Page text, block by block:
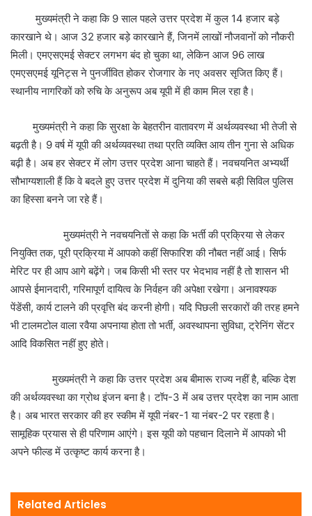
मुख्यमंत्री ने कहा कि 9 साल पहले उत्तर प्रदेश में कुल 14 हजार बड़े
कारखाने थे। आज 32 हजार बड़े कारखाने हैं, जिनमें लाखों नौजवानों को नौकरी
मिली। एमएसएमई सेक्टर लगभग बंद हो चुका था, लेकिन आज 96 लाख
एमएसएमई यूनिट्स ने पुनर्जीवित होकर रोजगार के नए अवसर सृजित किए हैं।
स्थानीय नागरिकों को रुचि के अनुरूप अब यूपी में ही काम मिल रहा है।
मुख्यमंत्री ने कहा कि सुरक्षा के बेहतरीन वातावरण में अर्थव्यवस्था भी तेजी से
बढ़ती है। 9 वर्ष में यूपी की अर्थव्यवस्था तथा प्रति व्यक्ति आय तीन गुना से अधिक
बढ़ी है। अब हर सेक्टर में लोग उत्तर प्रदेश आना चाहते हैं। नवचयनित अभ्यर्थी
सौभाग्यशाली हैं कि वे बदले हुए उत्तर प्रदेश में दुनिया की सबसे बड़ी सिविल पुलिस
का हिस्सा बनने जा रहे हैं।
मुख्यमंत्री ने नवचयनितों से कहा कि भर्ती की प्रक्रिया से लेकर
नियुक्ति तक, पूरी प्रक्रिया में आपको कहीं सिफारिश की नौबत नहीं आई। सिर्फ
मेरिट पर ही आप आगे बढ़ेंगे। जब किसी भी स्तर पर भेदभाव नहीं है तो शासन भी
आपसे ईमानदारी, गरिमापूर्ण दायित्व के निर्वहन की अपेक्षा रखेगा। अनावश्यक
पेंडेंसी, कार्य टालने की प्रवृत्ति बंद करनी होगी। यदि पिछली सरकारों की तरह हमने
भी टालमटोल वाला रवैया अपनाया होता तो भर्ती, अवस्थापना सुविधा, ट्रेनिंग सेंटर
आदि विकसित नहीं हुए होते।
मुख्यमंत्री ने कहा कि उत्तर प्रदेश अब बीमारू राज्य नहीं है, बल्कि देश
की अर्थव्यवस्था का ग्रोथ इंजन बना है। टॉप-3 में अब उत्तर प्रदेश का नाम आता
है। अब भारत सरकार की हर स्कीम में यूपी नंबर-1 या नंबर-2 पर रहता है।
सामूहिक प्रयास से ही परिणाम आएंगे। इस यूपी को पहचान दिलाने में आपको भी
अपने फील्ड में उत्कृष्ट कार्य करना है।
Related Articles